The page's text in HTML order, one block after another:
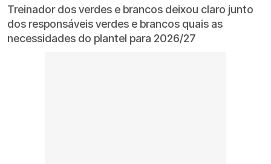
Treinador dos verdes e brancos deixou claro junto
dos responsáveis verdes e brancos quais as
necessidades do plantel para 2026/27